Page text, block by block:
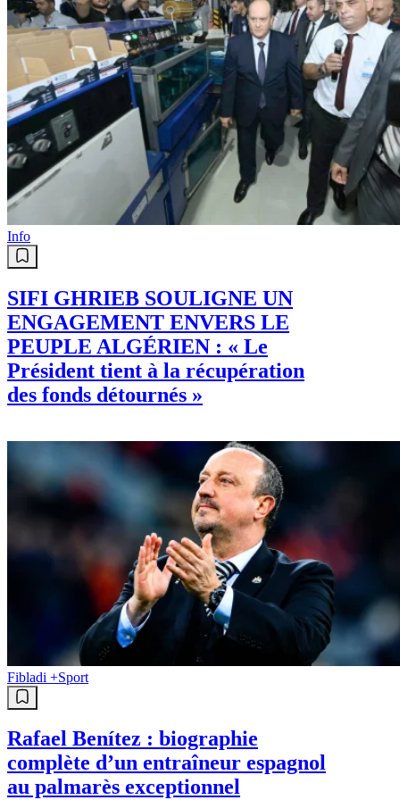
Info
SIFI GHRIEB SOULIGNE UN
ENGAGEMENT ENVERS LE
PEUPLE ALGÉRIEN : « Le
Président tient à la récupération
des fonds détournés »
Fibladi +
Rafael Benítez : biographie
complète d’un entraîneur espagnol